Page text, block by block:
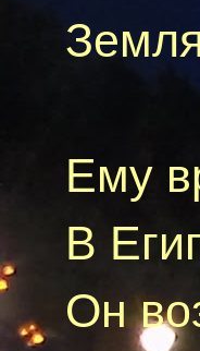
Ему
В
Он